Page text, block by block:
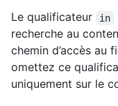
Le qualificateur in
recherche au
chemin d’accès au
omettez ce
uniquement sur le